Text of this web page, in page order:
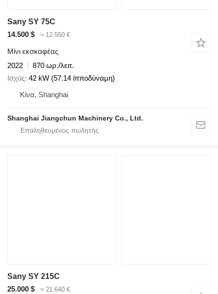
Sany SY 75C
14.500 $
≈ 12.550 €
Μίνι εκσκαφέας
2022
870 ωρ./λειτ.
Ισχύς 42 kW (57.14 ίπποδύναμη)
Κίνα, Shanghai
Shanghai Jiangchun Machinery Co., Ltd.
Sany SY 215C
25.000 $
≈ 21.640 €